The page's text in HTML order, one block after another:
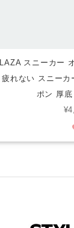
LAZA スニーカー
疲れない スニーカ
ポン 厚